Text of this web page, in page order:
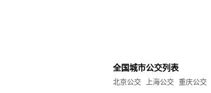
全国城市公交列表
北京公交 上海公交 重庆公交